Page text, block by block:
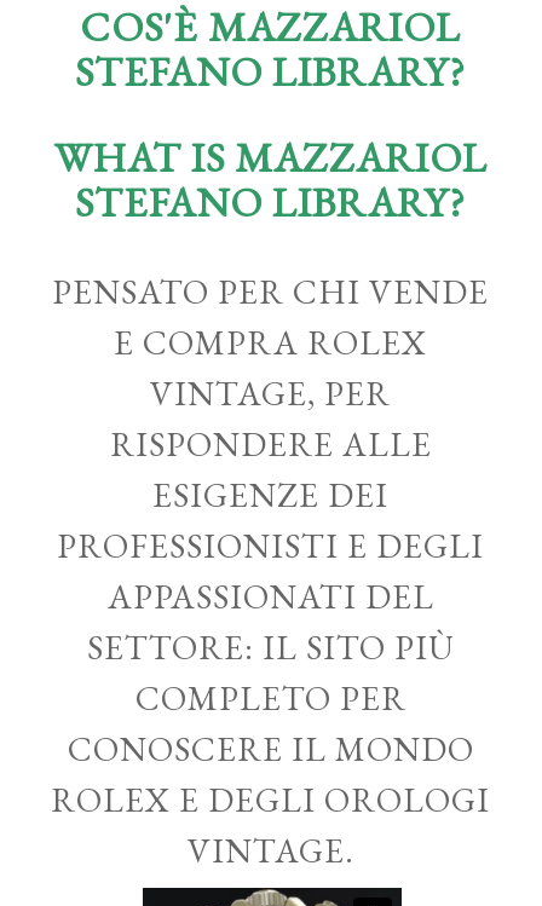
COS'È MAZZARIOL
STEFANO LIBRARY?
WHAT IS MAZZARIOL
STEFANO LIBRARY?
PENSATO PER CHI VENDE
E COMPRA ROLEX
VINTAGE, PER
RISPONDERE ALLE
ESIGENZE DEI
PROFESSIONISTI E DEGLI
APPASSIONATI DEL
SETTORE: IL SITO PIÙ
COMPLETO PER
CONOSCERE IL MONDO
ROLEX E DEGLI OROLOGI
VINTAGE.